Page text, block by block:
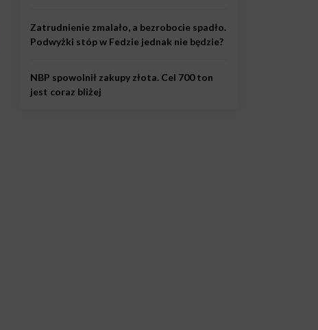
Zatrudnienie zmalało, a bezrobocie spadło.
Podwyżki stóp w Fedzie jednak nie będzie?
NBP spowolnił zakupy złota. Cel 700 ton
jest coraz bliżej